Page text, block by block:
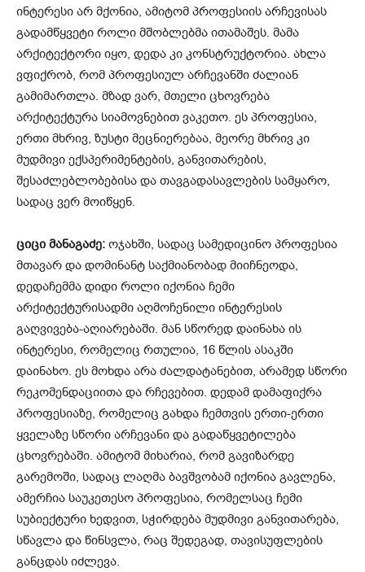
ინტერესი არ მქონია, ამიტომ პროფესიის არჩევისას
გადამწყვეტი როლი მშობლებმა ითამაშეს. მამა
არქიტექტორი იყო, დედა კი კონსტრუქტორია. ახლა
ვფიქრობ, რომ პროფესიულ არჩევანში ძალიან
გამიმართლა. მზად ვარ, მთელი ცხოვრება
არქიტექტურა სიამოვნებით ვაკეთო. ეს პროფესია,
ერთი მხრივ, ზუსტი მეცნიერებაა, მეორე მხრივ კი
მუდმივი ექსპერიმენტების, განვითარების,
შესაძლებლობებისა და თავგადასავლების სამყარო,
სადაც ვერ მოიწყენ.
ციცი მანაგაძე: ოჯახში, სადაც სამედიცინო პროფესია
მთავარ და დომინანტ საქმიანობად მიიჩნეოდა,
დედაჩემმა დიდი როლი იქონია ჩემი
არქიტექტურისადმი აღმოჩენილი ინტერესის
გაღვივება-აღიარებაში. მან სწორედ დაინახა ის
ინტერესი, რომელიც რთულია, 16 წლის ასაკში
დაინახო. ეს მოხდა არა ძალდატანებით, არამედ სწორი
რეკომენდაციითა და რჩევებით. დედამ დამაფიქრა
პროფესიაზე, რომელიც გახდა ჩემთვის ერთი-ერთი
ყველაზე სწორი არჩევანი და გადაწყვეტილება
ცხოვრებაში. ამიტომ მიხარია, რომ გავიზარდე
გარემოში, სადაც ლაღმა ბავშვობამ იქონია გავლენა,
ამერჩია საუკეთესო პროფესია, რომელსაც ჩემი
სუბიექტური ხედვით, სჭირდება მუდმივი განვითარება,
სწავლა და წინსვლა, რაც შედეგად, თავისუფლების
განცდას იძლევა.